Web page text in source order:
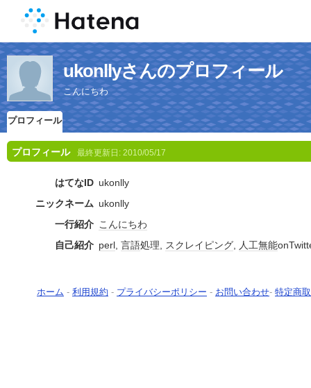
ukonllyさんのプロフィール
こんにちわ
プロフィール
プロフィール 最終更新日: 2010/05/17
はてなID ukonlly
ニックネーム ukonlly
一行紹介 こんにちわ
自己紹介 perl, 言語処理, スクレイピング, 人工無能
ホーム - 利用規約 - プライバシーポリシー - お問い合わせ- 特定商